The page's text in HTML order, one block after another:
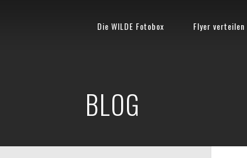
Die WILDE Fotobox Flyer verteilen
BLOG